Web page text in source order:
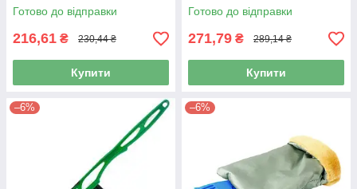
Готово до відправки
216,61 ₴ 230,44 ₴
Купити
Готово до відправки
271,79 ₴ 289,14 ₴
Купити
–6% –6%